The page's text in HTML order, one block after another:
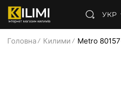
УКР
Головна Килими Metro